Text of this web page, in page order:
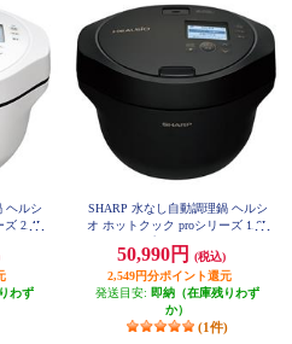
ヘルシ
2.4L
わず
SHARP 水なし自動調理鍋 ヘルシ
オ ホットクック proシリーズ 1.6L
50,990円
(税込)
2,549円分ポイント還元
発送目安: 即納（在庫残りわず
か）
(1件)